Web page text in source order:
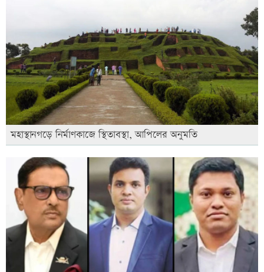
মহাস্থানগড়ে নির্মাণকাজে স্থিতাবস্থা, আপিলের অনুমতি